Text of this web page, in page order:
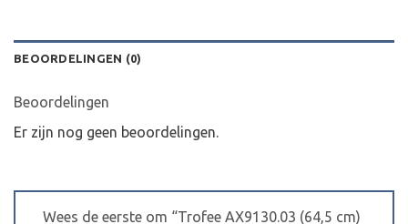
BEOORDELINGEN (0)
Beoordelingen
Er zijn nog geen beoordelingen.
Wees de eerste om “Trofee AX9130.03 (64,5 cm)